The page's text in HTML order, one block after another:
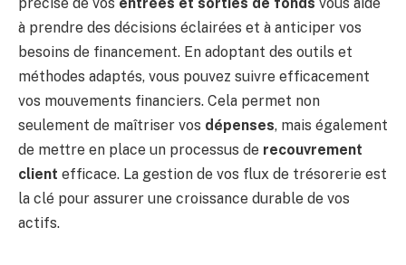
à prendre des décisions éclairées et à anticiper vos
besoins de financement. En adoptant des outils et
méthodes adaptés, vous pouvez suivre efficacement
vos mouvements financiers. Cela permet non
seulement de maîtriser vos dépenses, mais également
de mettre en place un processus de recouvrement
client efficace. La gestion de vos flux de trésorerie est
la clé pour assurer une croissance durable de vos
actifs.